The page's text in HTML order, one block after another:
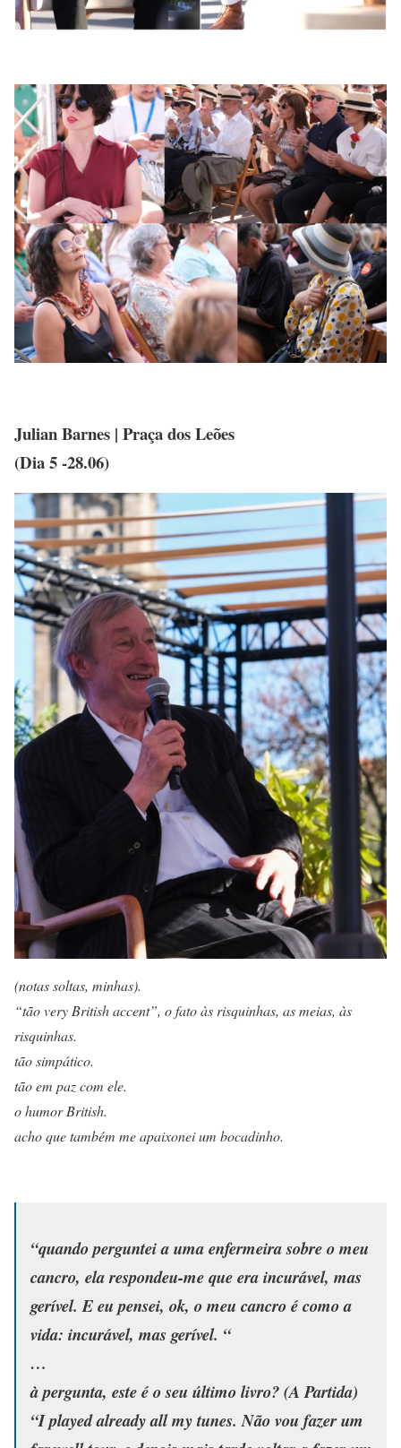
Julian Barnes | Praça dos Leões
(Dia 5 -28.06)
(notas soltas, minhas).
“tão very British accent”, o fato às risquinhas, as meias, às
risquinhas.
tão simpático.
tão em paz com ele.
o humor British.
acho que também me apaixonei um bocadinho.
“quando perguntei a uma enfermeira sobre o meu
cancro, ela respondeu-me que era incurável, mas
gerível. E eu pensei, ok, o meu cancro é como a
vida: incurável, mas gerível. “
…
à pergunta, este é o seu último livro? (A Partida)
“I played already all my tunes. Não vou fazer um